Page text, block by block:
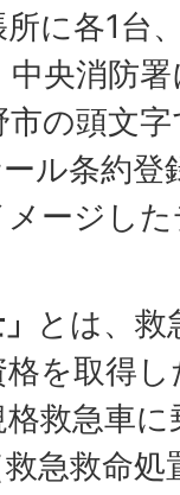
に各1台
央消防
の頭文
ル条約
メージし
とは、救
を取得
救急車
急救命